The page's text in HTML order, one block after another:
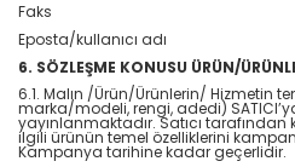
Faks
Eposta/kullanıcı adı
6. SÖZLEŞME KONUSU ÜRÜN/
6.1. Malın /Ürün/Ürünlerin/ Hizmetin
marka/modeli, rengi, adedi)
yayınlanmaktadır. Satıcı
ilgili ürünün temel özelliklerini
Kampanya tarihine kadar geçerlidir.